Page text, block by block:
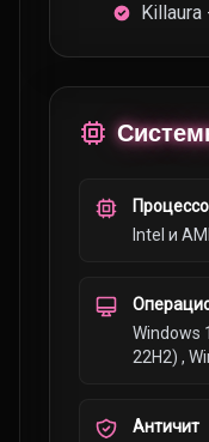
Intel и
Windows
22H2) ,
Античит